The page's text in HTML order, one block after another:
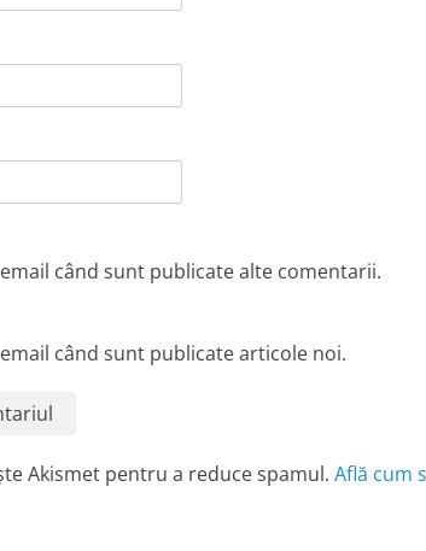
când sunt publicate alte comentarii.
când sunt publicate articole noi.
Akismet pentru a reduce spamul. Află cum